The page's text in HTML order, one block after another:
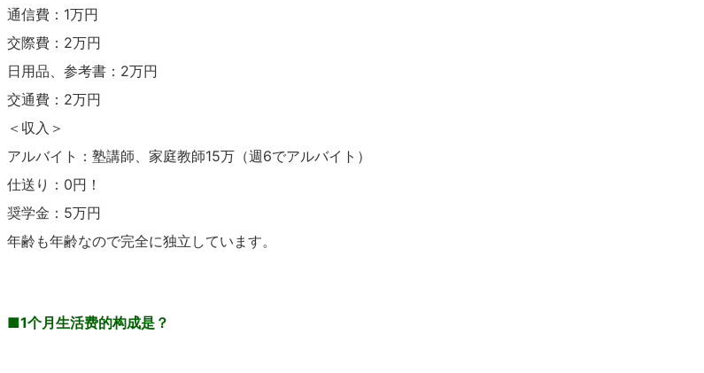
通信費：1万円
交際費：2万円
日用品、参考書：2万円
交通費：2万円
＜収入＞
アルバイト：塾講師、家庭教師15万（週6でアルバイト）
仕送り：0円！
奨学金：5万円
年齢も年齢なので完全に独立しています。
■1个月生活费的构成是？